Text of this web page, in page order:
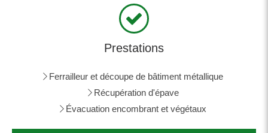
Prestations
Ferrailleur et découpe de bâtiment métallique
Récupération d'épave
Évacuation encombrant et végétaux